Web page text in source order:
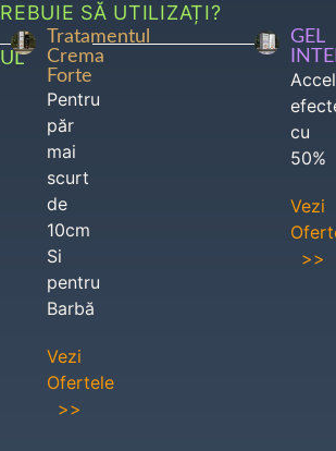
SĂ UTILIZAȚI?
Tratamentul
Crema
Forte
Pentru
păr
mai
scurt
de
10cm
Si
pentru
Barbă
Vezi
Ofertele
>>
GEL
cu
50%
Vezi
>>